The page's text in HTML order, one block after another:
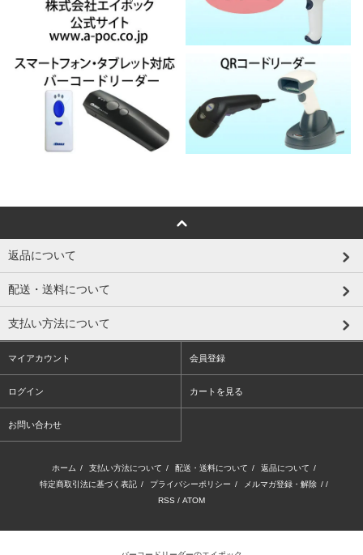
返品について
配送・送料について
支払い方法について
マイアカウント 会員登録
ログイン カートを見る
お問い合わせ
ホーム / 支払い方法について / 配送・送料について / 返品について /
特定商取引法に基づく表記 / プライバシーポリシー / メルマガ登録・解除 / /
RSS / ATOM